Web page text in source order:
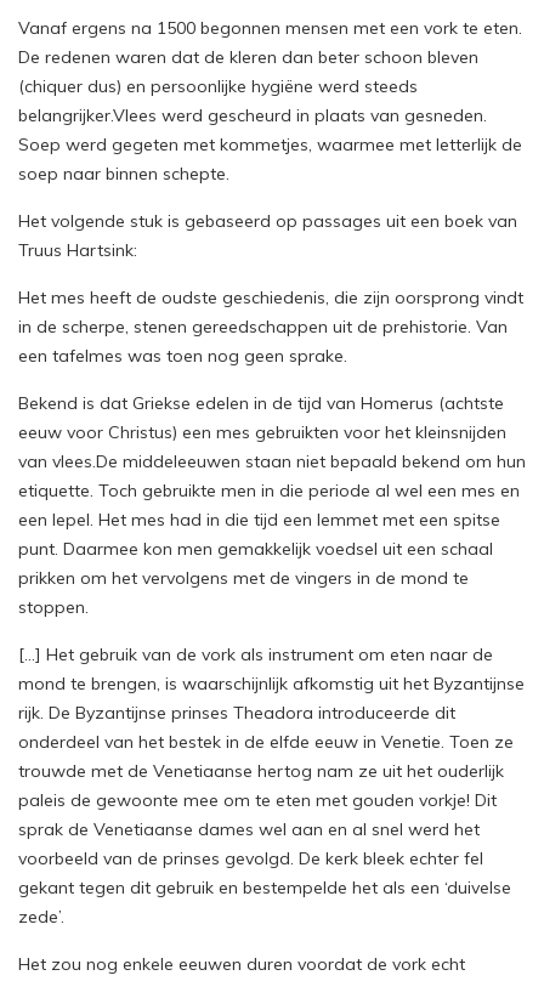
Vanaf ergens na 1500 begonnen mensen met een vork te eten.
De redenen waren dat de kleren dan beter schoon bleven
(chiquer dus) en persoonlijke hygiëne werd steeds
belangrijker.Vlees werd gescheurd in plaats van gesneden.
Soep werd gegeten met kommetjes, waarmee met letterlijk de
soep naar binnen schepte.
Het volgende stuk is gebaseerd op passages uit een boek van
Truus Hartsink:
Het mes heeft de oudste geschiedenis, die zijn oorsprong vindt
in de scherpe, stenen gereedschappen uit de prehistorie. Van
een tafelmes was toen nog geen sprake.
Bekend is dat Griekse edelen in de tijd van Homerus (achtste
eeuw voor Christus) een mes gebruikten voor het kleinsnijden
van vlees.De middeleeuwen staan niet bepaald bekend om hun
etiquette. Toch gebruikte men in die periode al wel een mes en
een lepel. Het mes had in die tijd een lemmet met een spitse
punt. Daarmee kon men gemakkelijk voedsel uit een schaal
prikken om het vervolgens met de vingers in de mond te
stoppen.
[...] Het gebruik van de vork als instrument om eten naar de
mond te brengen, is waarschijnlijk afkomstig uit het Byzantijnse
rijk. De Byzantijnse prinses Theadora introduceerde dit
onderdeel van het bestek in de elfde eeuw in Venetie. Toen ze
trouwde met de Venetiaanse hertog nam ze uit het ouderlijk
paleis de gewoonte mee om te eten met gouden vorkje! Dit
sprak de Venetiaanse dames wel aan en al snel werd het
voorbeeld van de prinses gevolgd. De kerk bleek echter fel
gekant tegen dit gebruik en bestempelde het als een ‘duivelse
zede’.
Het zou nog enkele eeuwen duren voordat de vork echt